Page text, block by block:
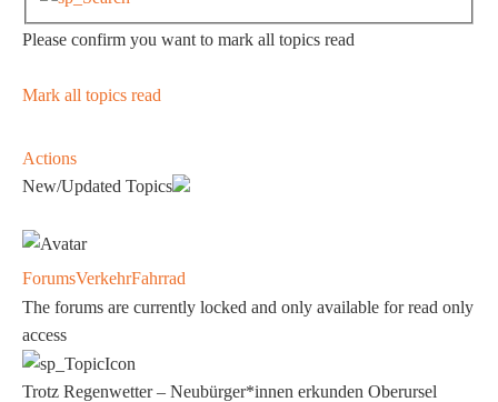
Please confirm you want to mark all topics read
Mark all topics read
Actions
New/Updated Topics
ForumsVerkehrFahrrad
The forums are currently locked and only available for read only
access
Trotz Regenwetter – Neubürger*innen erkunden Oberursel